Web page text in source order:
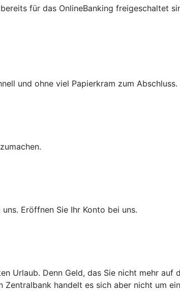
für das OnlineBanking freigeschaltet
und ohne viel Papierkram zum Abschluss.
Eröffnen Sie Ihr Konto bei uns.
Urlaub. Denn Geld, das Sie nicht mehr
handelt es sich aber nicht um